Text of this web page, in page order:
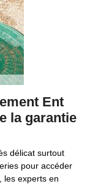
Ent
la garantie
délicat surtout
pour accéder
les experts en